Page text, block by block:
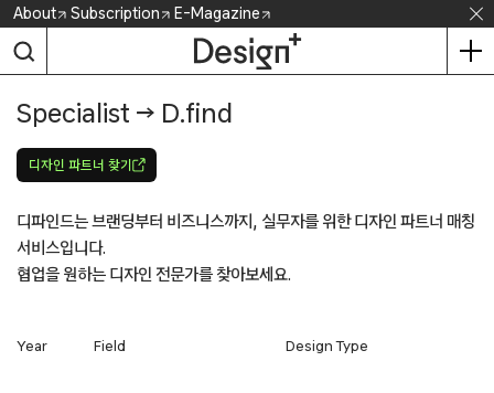
Skip
content
About Subscription E-Magazine
Specialist → D.find
​디자인 파트너 찾기
디파인드는 브랜딩부터 비즈니스까지, 실무자를 위한 디자인 파트너 매칭
서비스입니다.
협업을 원하는 디자인 전문가를 찾아보세요.
Year Field Design Type